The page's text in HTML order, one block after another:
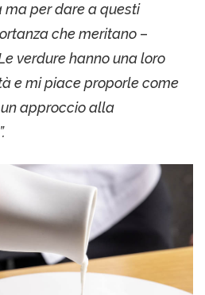
ma per dare a questi
che meritano –
verdure hanno una loro
e mi piace proporle come
approccio alla